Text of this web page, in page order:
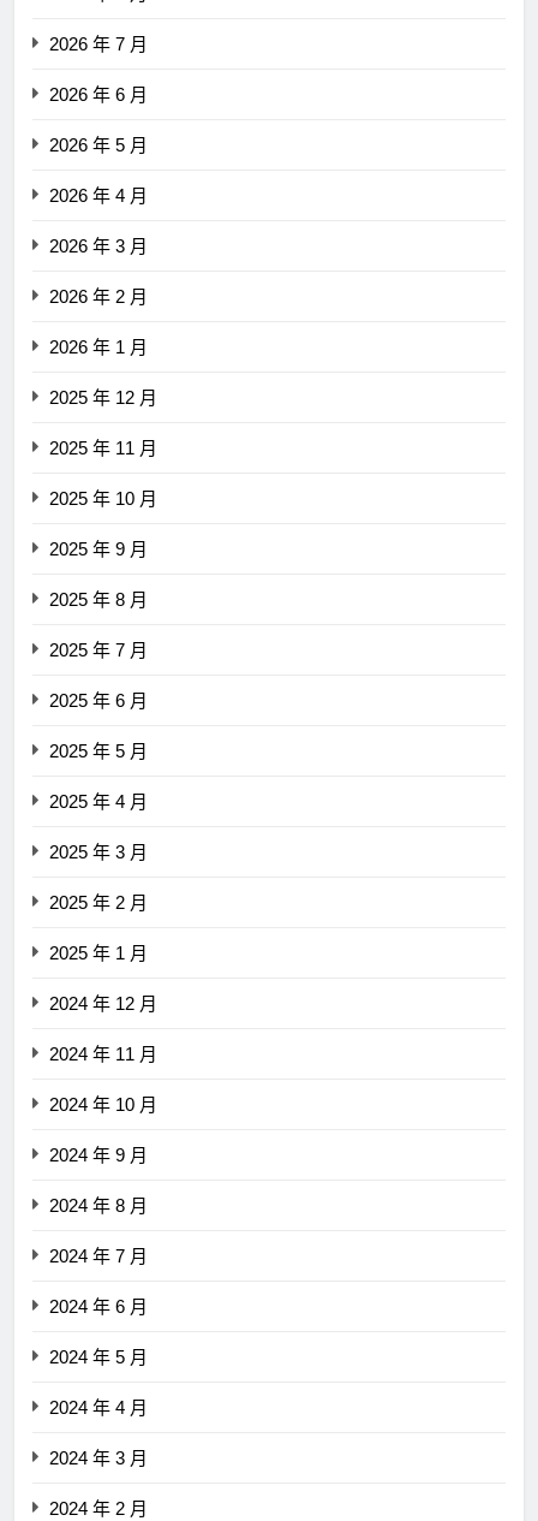
2026 年 7 月
2026 年 6 月
2026 年 5 月
2026 年 4 月
2026 年 3 月
2026 年 2 月
2026 年 1 月
2025 年 12 月
2025 年 11 月
2025 年 10 月
2025 年 9 月
2025 年 8 月
2025 年 7 月
2025 年 6 月
2025 年 5 月
2025 年 4 月
2025 年 3 月
2025 年 2 月
2025 年 1 月
2024 年 12 月
2024 年 11 月
2024 年 10 月
2024 年 9 月
2024 年 8 月
2024 年 7 月
2024 年 6 月
2024 年 5 月
2024 年 4 月
2024 年 3 月
2024 年 2 月